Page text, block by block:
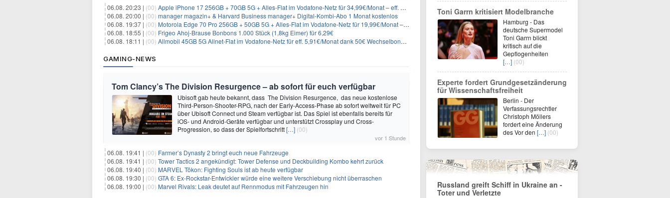
06.08. 20:23 | (00) Apple iPhone 17 256GB + 70GB 5G + Alles-Flat im Vodafone-Netz für 34,99€/Monat – eff. 4,65€/Monat
06.08. 20:00 | (00) manager magazin+ & Harvard Business manager+ Digital-Kombi-Abo 1 Monat kostenlos
06.08. 19:37 | (00) Motorola Edge 70 Pro 256GB + 50GB 5G + Alles-Flat im Vodafone-Netz für 19,99€/Monat – eff. 0,61€/Monat
06.08. 18:55 | (00) Frigeo Ahoj-Brause Bonbons 1.000 Stück (1,8kg Eimer) für 6,29€
06.08. 18:11 | (00) Allmobil 45GB 5G Allnet-Flat im Vodafone-Netz für eff. 5,91€/Monat dank 50€ Wechselbonus + 0€ AG
GAMING-NEWS
Tom Clancy’s The Division Resurgence – ab sofort für euch verfügbar
Ubisoft gab heute bekannt, dass The Division Resurgence, das neue kostenlose
Third-Person-Shooter-RPG, nach der Early-Access-Phase ab sofort weltweit für PC
über Ubisoft Connect und Steam verfügbar ist. Das Spiel ist ebenfalls bereits für
iOS- und Android-Geräte verfügbar und unterstützt Crossplay und Cross-
Progression, so dass der Spielfortschritt[…] (00)
vor 1 Stunde
06.08. 19:41 | (00) Farmer’s Dynasty 2 bringt euch neue Fahrzeuge
06.08. 19:41 | (00) Tower Tactics 2 angekündigt: Tower Defense und Deckbuilding Kombo kehrt zurück
06.08. 19:40 | (00) MARVEL Tōkon: Fighting Souls ist ab heute verfügbar
06.08. 19:30 | (00) GTA 6: Ex-Rockstar-Entwickler würde eine weitere Verschiebung nicht überraschen
06.08. 19:00 | (00) Marvel Rivals: Leak deutet auf Rennmodus mit Fahrzeugen hin
Toni Garrn kritisiert Modelbranche
Hamburg - Das
deutsche Supermodel
Toni Garrn blickt
kritisch auf die
Gepflogenheiten
[…] (00)
Experte fordert Grundgesetzänderung
für Wissenschaftsfreiheit
Berlin - Der
Verfassungsrechtler
Christoph Möllers
fordert eine Änderung
des Vor den […] (00)
Russland greift Schiff in Ukraine an -
Toter und Verletzte